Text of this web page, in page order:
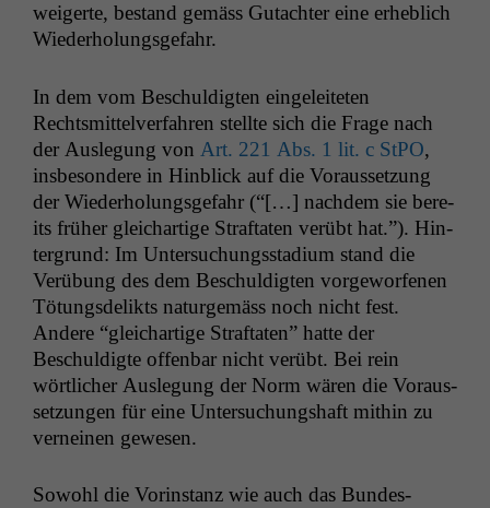
weigerte, bestand gemäss Gutachter eine erhe­blich
Wiederholungsgefahr.
In dem vom Beschuldigten ein­geleit­eten
Rechtsmit­telver­fahren stellte sich die Frage nach
der Ausle­gung von Art. 221 Abs. 1 lit. c StPO,
ins­beson­dere in Hin­blick auf die Voraus­set­zung
der Wieder­hol­ungs­ge­fahr (“[…] nach­dem sie bere­
its früher gle­ichar­tige Straftat­en verübt hat.”). Hin­
ter­grund: Im Unter­suchungssta­di­um stand die
Verübung des dem Beschuldigten vorge­wor­fe­nen
Tötungs­de­lik­ts naturgemäss noch nicht fest.
Andere “gle­ichar­tige Straftat­en” hat­te der
Beschuldigte offen­bar nicht verübt. Bei rein
wörtlich­er Ausle­gung der Norm wären die Voraus­
set­zun­gen für eine Unter­suchung­shaft mithin zu
verneinen gewesen.
Sowohl die Vorin­stanz wie auch das Bun­des­